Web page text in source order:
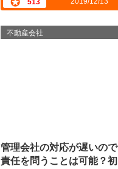
513
不動産会社
管理会社の対応が遅いので
責任を問うことは可能？初